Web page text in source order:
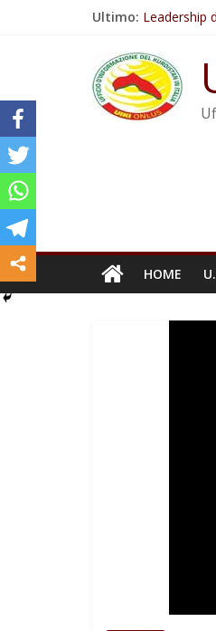
Ultimo: Leadership
Non tenere
Il KNK
Abdullah
HOME